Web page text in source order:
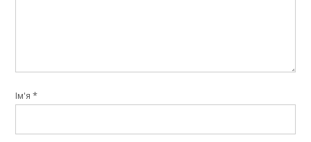
Ім'я*